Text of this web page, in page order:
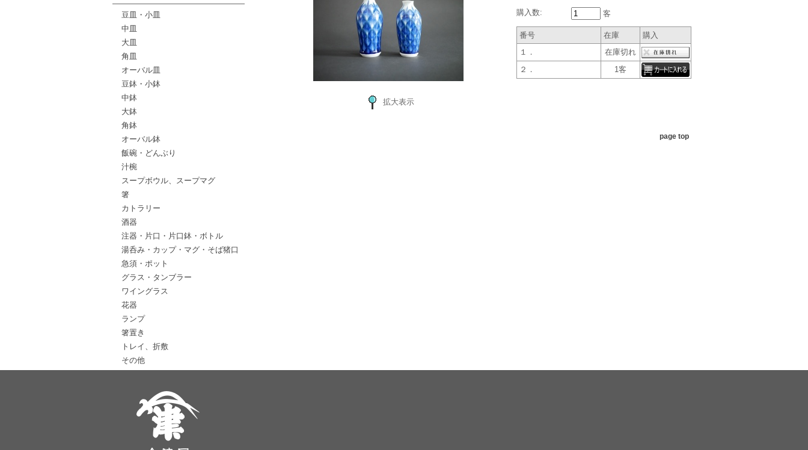
豆皿・小皿
中皿
大皿
角皿
オーバル皿
豆鉢・小鉢
中鉢
大鉢
角鉢
オーバル鉢
飯碗・どんぶり
汁椀
スープボウル、スープマグ
箸
カトラリー
酒器
注器・片口・片口鉢・ボトル
湯呑み・カップ・マグ・そば猪口
急須・ポット
グラス・タンブラー
ワイングラス
花器
ランプ
箸置き
トレイ、折敷
その他
拡大表示
購入数: 客
番号 在庫
購入
１．
在庫切れ
２．
1客
page top